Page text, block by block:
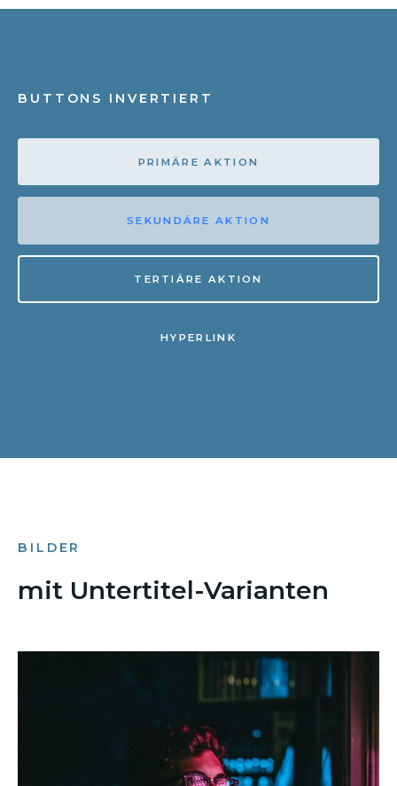
BUTTONS INVERTIERT
PRIMÄRE AKTION
SEKUNDÄRE AKTION
TERTIÄRE AKTION
HYPERLINK
BILDER
mit Untertitel-Varianten